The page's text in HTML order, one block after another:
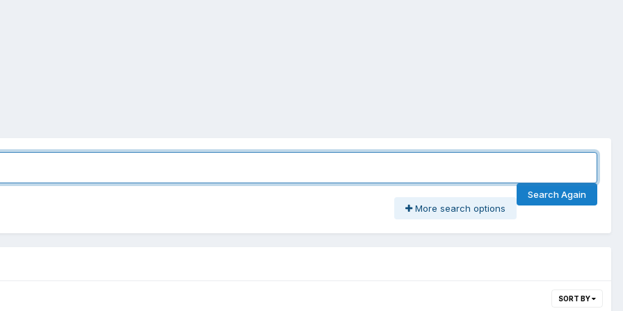
Search Again
More search options
SORT BY